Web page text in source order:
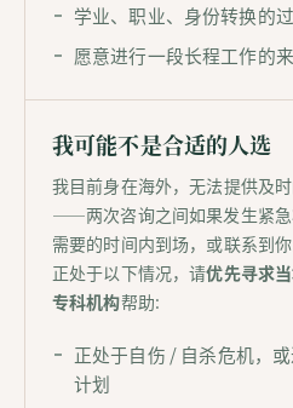
学业、职业、身份转换的
愿意进行一段长程工作的
我可能不是合适的人选
我目前身在海外，无法提供及
——两次咨询之间如果发生紧
需要的时间内到场，或联系到
正处于以下情况，请优先寻求
专科机构帮助:
正处于自伤 / 自杀危机，
计划